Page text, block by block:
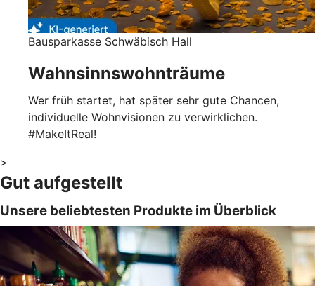
Bausparkasse Schwäbisch Hall
Wahnsinnswohnträume
Wer früh startet, hat später sehr gute Chancen,
individuelle Wohnvisionen zu verwirklichen.
#MakeItReal!
>
Gut aufgestellt
Unsere beliebtesten Produkte im Überblick